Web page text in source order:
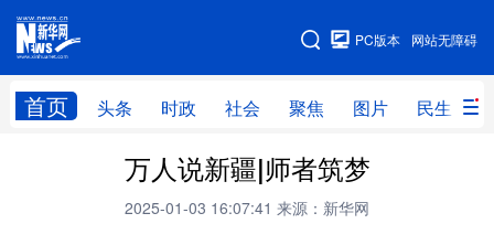
网站无障碍
PC版本
首页 头条 时政 社会 聚焦 图片 民生
网站地图
时政 社会
民生 访谈
万人说新疆|师者筑梦
2025-01-03 16:07:41 来源：新华网